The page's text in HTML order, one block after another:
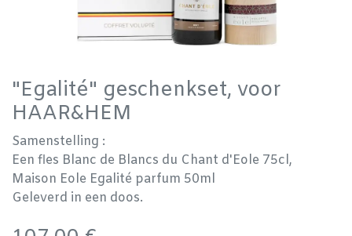
"Egalité" geschenkset, voor
HAAR&HEM
Samenstelling :
Een fles Blanc de Blancs du Chant d'Eole 75cl,
Maison Eole Egalité parfum 50ml
Geleverd in een doos.